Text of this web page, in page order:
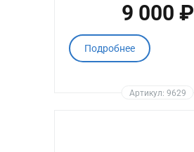
9 000 ₽
Подробнее
Артикул: 9629